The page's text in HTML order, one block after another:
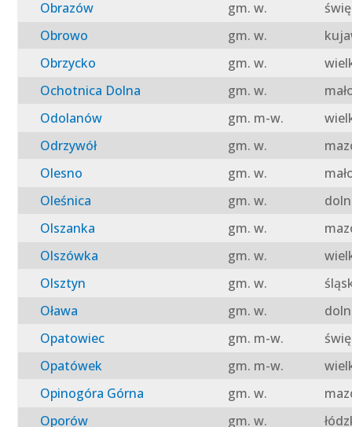
Obrazów
gm. w.
Obrowo
gm. w.
Obrzycko
gm. w.
Ochotnica Dolna
gm. w.
Odolanów
gm. m-w.
Odrzywół
gm. w.
Olesno
gm. w.
Oleśnica
gm. w.
Olszanka
gm. w.
Olszówka
gm. w.
Olsztyn
gm. w.
Oława
gm. w.
Opatowiec
gm. m-w.
Opatówek
gm. m-w.
Opinogóra Górna
gm. w.
Oporów
gm. w.